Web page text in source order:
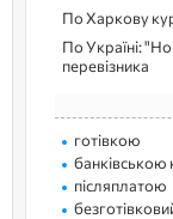
По Харкову
По Україні:
перевізника
готівкою
банківською
післяплатою